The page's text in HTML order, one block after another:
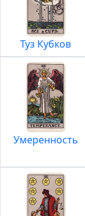
Туз Кубков
Умеренность